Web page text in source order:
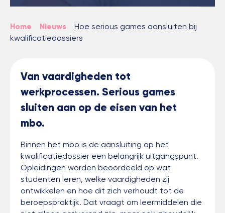
Home Nieuws
Hoe serious games aansluiten bij
kwalificatiedossiers
Van vaardigheden tot
werkprocessen. Serious games
sluiten aan op de eisen van het
mbo.
Binnen het mbo is de aansluiting op het
kwalificatiedossier een belangrijk uitgangspunt.
Opleidingen worden beoordeeld op wat
studenten leren, welke vaardigheden zij
ontwikkelen en hoe dit zich verhoudt tot de
beroepspraktijk. Dat vraagt om leermiddelen die